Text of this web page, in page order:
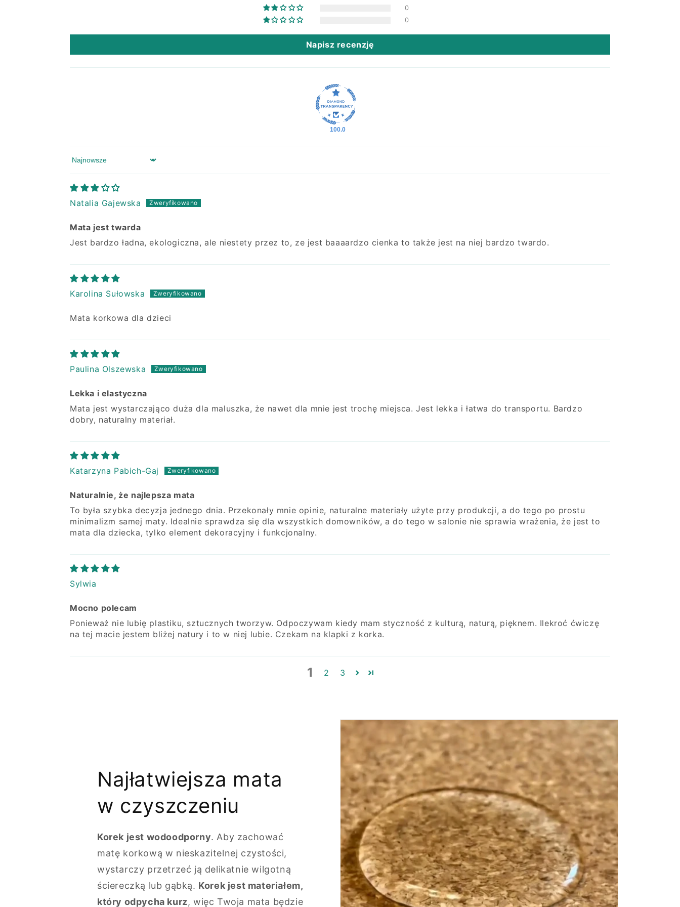
0
0
Napisz recenzję
100.0
Sort by
Natalia Gajewska
Mata jest twarda
Jest bardzo ładna, ekologiczna, ale niestety przez to, ze jest baaaardzo cienka to także jest na niej bardzo twardo.
Karolina Sułowska
Mata korkowa dla dzieci
Paulina Olszewska
Lekka i elastyczna
Mata jest wystarczająco duża dla maluszka, że nawet dla mnie jest trochę miejsca. Jest lekka i łatwa do transportu. Bardzo
dobry, naturalny materiał.
Katarzyna Pabich-Gaj
Naturalnie, że najlepsza mata
To była szybka decyzja jednego dnia. Przekonały mnie opinie, naturalne materiały użyte przy produkcji, a do tego po prostu
minimalizm samej maty. Idealnie sprawdza się dla wszystkich domowników, a do tego w salonie nie sprawia wrażenia, że jest to
mata dla dziecka, tylko element dekoracyjny i funkcjonalny.
Sylwia
Mocno polecam
Ponieważ nie lubię plastiku, sztucznych tworzyw. Odpoczywam kiedy mam styczność z kulturą, naturą, pięknem. Ilekroć ćwiczę
na tej macie jestem bliżej natury i to w niej lubie. Czekam na klapki z korka.
1 2 3
Najłatwiejsza mata
w czyszczeniu
Korek jest wodoodporny. Aby zachować
matę korkową w nieskazitelnej czystości,
wystarczy przetrzeć ją delikatnie wilgotną
ściereczką lub gąbką. Korek jest materiałem,
który odpycha kurz, więc Twoja mata będzie